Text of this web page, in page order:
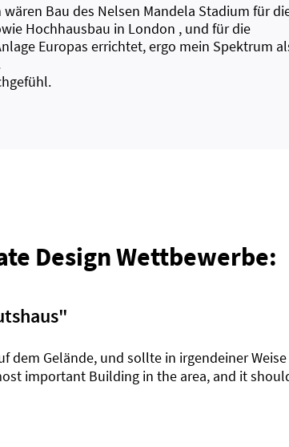
Bau des Nelsen Mandela Stadium für
Hochhausbau in London , und für die
Europas errichtet, ergo mein Spektrum
Design Wettbewerbe:
"
dem Gelände, und sollte in irgendeiner
important Building in the area, and it